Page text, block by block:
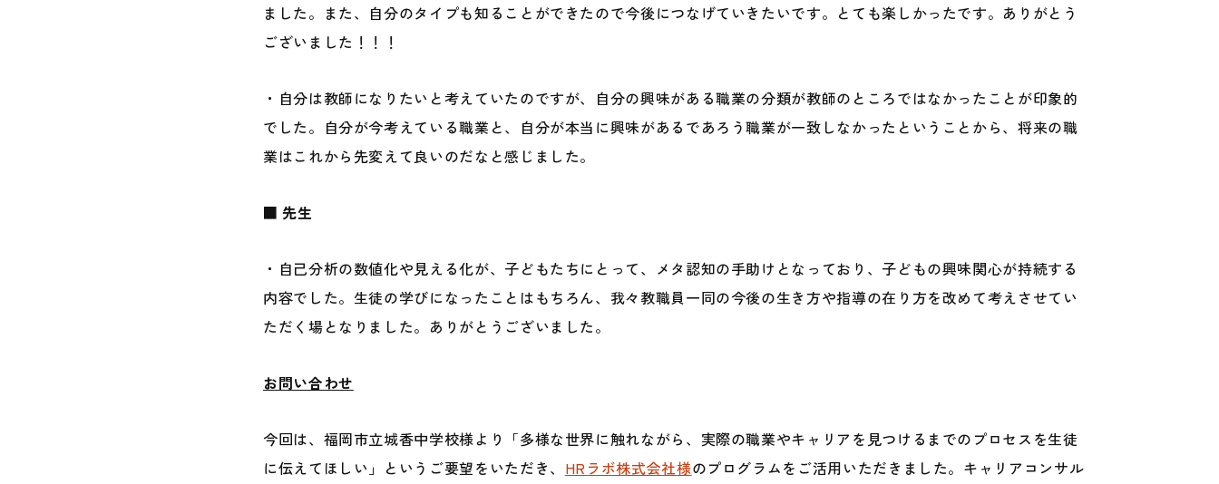
ました。また、自分のタイプも知ることができたので今後につなげていきたいです。とても楽しかったです。ありがとう
ございました！！！
・自分は教師になりたいと考えていたのですが、自分の興味がある職業の分類が教師のところではなかったことが印象的
でした。自分が今考えている職業と、自分が本当に興味があるであろう職業が一致しなかったということから、将来の職
業はこれから先変えて良いのだなと感じました。
■ 先生
・自己分析の数値化や見える化が、子どもたちにとって、メタ認知の手助けとなっており、子どもの興味関心が持続する
内容でした。生徒の学びになったことはもちろん、我々教職員一同の今後の生き方や指導の在り方を改めて考えさせてい
ただく場となりました。ありがとうございました。
お問い合わせ
今回は、福岡市立城香中学校様より「多様な世界に触れながら、実際の職業やキャリアを見つけるまでのプロセスを生徒
に伝えてほしい」というご要望をいただき、 HRラボ株式会社様のプログラムをご活用いただきました。キャリアコンサル